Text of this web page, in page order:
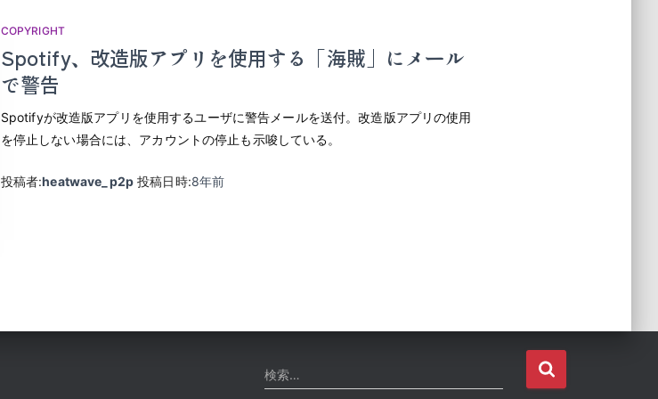
COPYRIGHT
Spotify、改造版アプリを使用する「海賊」にメール
で警告
Spotifyが改造版アプリを使用するユーザに警告メールを送付。改造版アプリの使用
を停止しない場合には、アカウントの停止も示唆している。
投稿者:heatwave_p2p 投稿日時:8年前
検
索
検索…